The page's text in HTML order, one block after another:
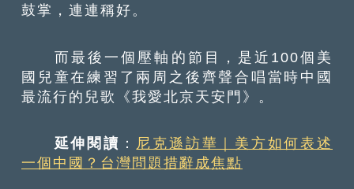
鼓掌，連連稱好。
而最後一個壓軸的節目，是近100個美
國兒童在練習了兩周之後齊聲合唱當時中國
最流行的兒歌《我愛北京天安門》。
延伸閱讀 ：
尼克遜訪華｜美方如何表述
一個中國？台灣問題措辭成焦點